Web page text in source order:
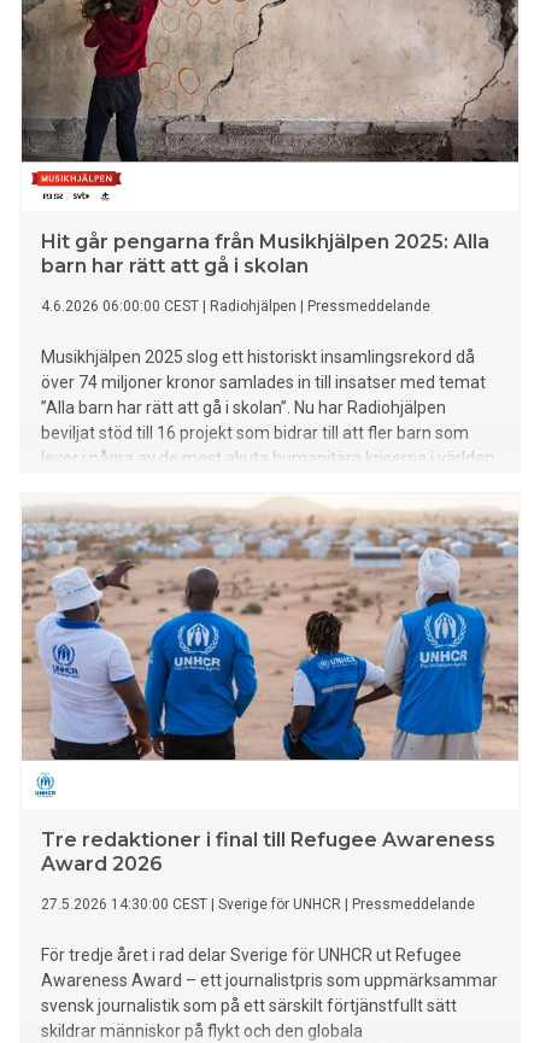
Hit går pengarna från Musikhjälpen 2025: Alla
barn har rätt att gå i skolan
4.6.2026 06:00:00 CEST Radiohjälpen Pressmeddelande
Musikhjälpen 2025 slog ett historiskt insamlingsrekord då
över 74 miljoner kronor samlades in till insatser med temat
”Alla barn har rätt att gå i skolan”. Nu har Radiohjälpen
beviljat stöd till 16 projekt som bidrar till att fler barn som
lever i några av de mest akuta humanitära kriserna i världen
bygga en framtid.
Tre redaktioner i final till Refugee Awareness
Award 2026
27.5.2026 14:30:00 CEST Sverige för UNHCR Pressmeddelande
För tredje året i rad delar Sverige för UNHCR ut Refugee
Awareness Award – ett journalistpris som uppmärksammar
svensk journalistik som på ett särskilt förtjänstfullt sätt
skildrar människor på flykt och den globala